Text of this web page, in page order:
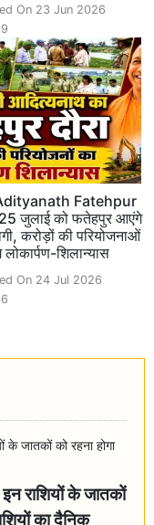
On 23 Jun 2026
Fatehpur
जुलाई को फतेहपुर आएंगे
करोड़ों की परियोजनाओं
शिलान्यास
On 24 Jul 2026
राशियों के जातकों
का दैनिक